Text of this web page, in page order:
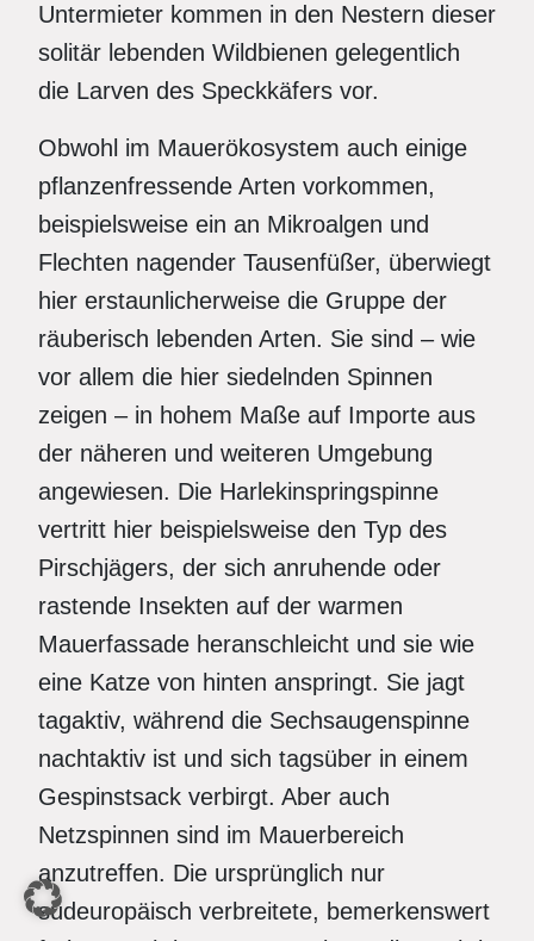
Untermieter kommen in den Nestern dieser
solitär lebenden Wildbienen gelegentlich
die Larven des Speckkäfers vor.
Obwohl im Mauerökosystem auch einige
pflanzenfressende Arten vorkommen,
beispielsweise ein an Mikroalgen und
Flechten nagender Tausenfüßer, überwiegt
hier erstaunlicherweise die Gruppe der
räuberisch lebenden Arten. Sie sind – wie
vor allem die hier siedelnden Spinnen
zeigen – in hohem Maße auf Importe aus
der näheren und weiteren Umgebung
angewiesen. Die Harlekinspringspinne
vertritt hier beispielsweise den Typ des
Pirschjägers, der sich anruhende oder
rastende Insekten auf der warmen
Mauerfassade heranschleicht und sie wie
eine Katze von hinten anspringt. Sie jagt
tagaktiv, während die Sechsaugenspinne
nachtaktiv ist und sich tagsüber in einem
Gespinstsack verbirgt. Aber auch
Netzspinnen sind im Mauerbereich
anzutreffen. Die ursprünglich nur
südeuropäisch verbreitete, bemerkenswert